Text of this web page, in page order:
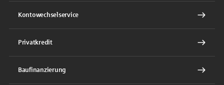
Kontowechselservice
Privatkredit
Baufinanzierung